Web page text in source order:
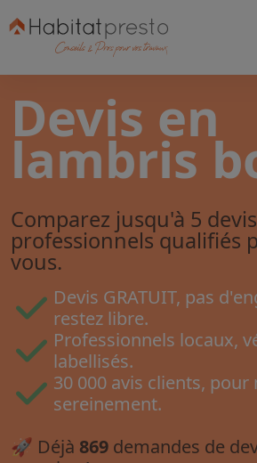
Devis en
lambris
Comparez jusqu'à 5
professionnels qualifiés
vous.
Devis GRATUIT, pas
restez libre.
Professionnels locaux,
labellisés.
30 000 avis clients,
sereinement.
🚀 Déjà 869 demandes de